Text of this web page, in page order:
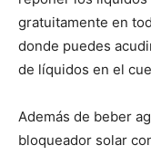
gratuitamente en
donde puedes
de líquidos en el
Además de beber
bloqueador solar